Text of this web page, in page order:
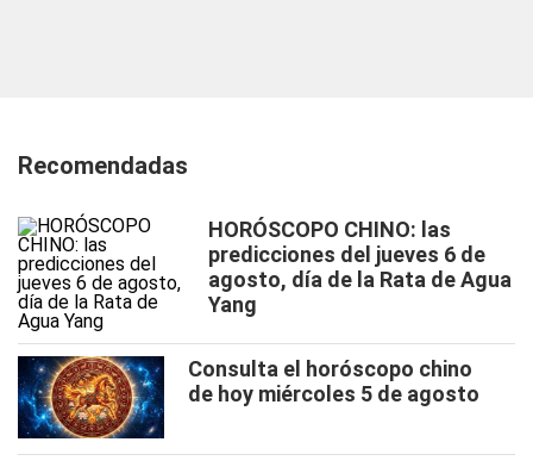
Recomendadas
HORÓSCOPO CHINO: las
predicciones del jueves 6 de
agosto, día de la Rata de Agua
Yang
Consulta el horóscopo chino
de hoy miércoles 5 de agosto